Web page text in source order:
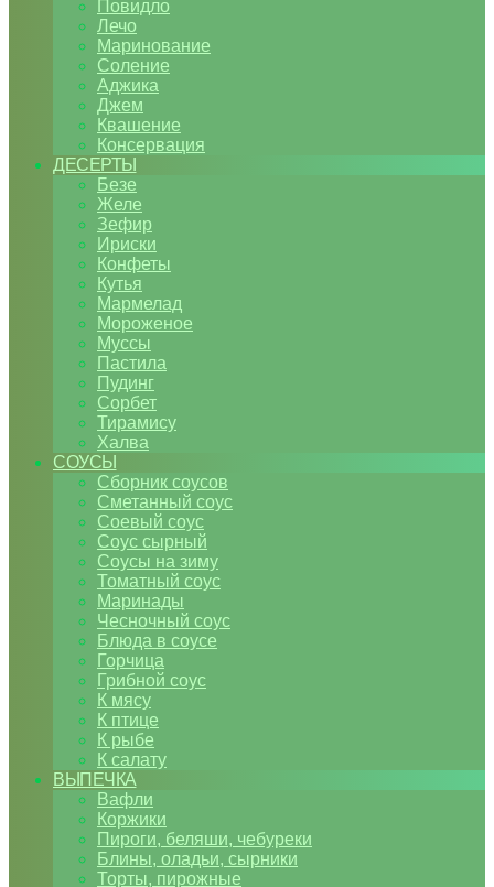
Повидло
Лечо
Маринование
Соление
Аджика
Джем
Квашение
Консервация
ДЕСЕРТЫ
Безе
Желе
Зефир
Ириски
Конфеты
Кутья
Мармелад
Мороженое
Муссы
Пастила
Пудинг
Сорбет
Тирамису
Халва
СОУСЫ
Сборник соусов
Сметанный соус
Соевый соус
Соус сырный
Соусы на зиму
Томатный соус
Маринады
Чесночный соус
Блюда в соусе
Горчица
Грибной соус
К мясу
К птице
К рыбе
К салату
ВЫПЕЧКА
Вафли
Коржики
Пироги, беляши, чебуреки
Блины, оладьи, сырники
Торты, пирожные